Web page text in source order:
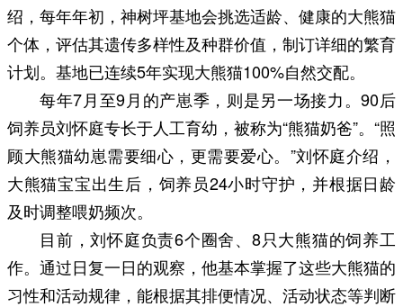
绍，每年年初，神树坪基地会挑选适龄、健康的大熊猫
个体，评估其遗传多样性及种群价值，制订详细的繁育
计划。基地已连续5年实现大熊猫100%自然交配。
每年7月至9月的产崽季，则是另一场接力。90后
饲养员刘怀庭专长于人工育幼，被称为“熊猫奶爸”。“照
顾大熊猫幼崽需要细心，更需要爱心。”刘怀庭介绍，
大熊猫宝宝出生后，饲养员24小时守护，并根据日龄
及时调整喂奶频次。
目前，刘怀庭负责6个圈舍、8只大熊猫的饲养工
作。通过日复一日的观察，他基本掌握了这些大熊猫的
习性和活动规律，能根据其排便情况、活动状态等判断